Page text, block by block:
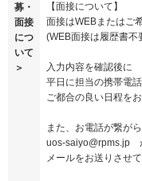
募・
面接
につ
いて
＞
【面接について】
面接はWEBまたはご
(WEB面接は履歴書不
入力内容を確認後に
平日に担当の携帯電
ご都合の良い日程を
また、お電話が繋が
uos-saiyo@rpms.jp
メールをお送りさせ